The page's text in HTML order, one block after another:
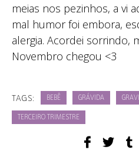
meias nos pezinhos, a vi
mal humor foi embora,
alergia. Acordei sorrindo,
Novembro chegou <3
TAGS: BEBÊ GRÁVIDA
TERCEIRO TRIMESTRE